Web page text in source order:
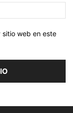
sitio web en este